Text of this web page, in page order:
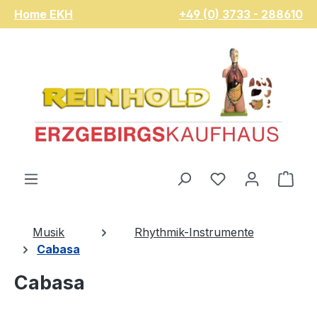
Zum Hauptinhalt springen
Home EKH +49 (0) 3733 - 288610
Du hast 0
Musik
Rhythmik-Instrumente
Cabasa
Cabasa